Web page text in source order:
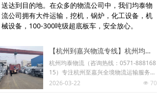
送达到目的地。在众多的物流公司中，我们均泰物
流公司拥有大件运输，挖机，锅炉，化工设备，机
械设备，100-300吨级超底板车，安全放心。
【杭州到嘉兴物流专线】杭州均泰物流丨15年杭嘉直达货运经验
杭州均泰物流（咨询热线：0571-888168
15）专注杭州至嘉兴全境物流运输服务15
年，是长三角地区知名的【杭州到嘉兴物
넶 70
2026-03-22